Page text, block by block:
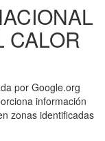
CALOR
por Google.org
información
zonas identificadas